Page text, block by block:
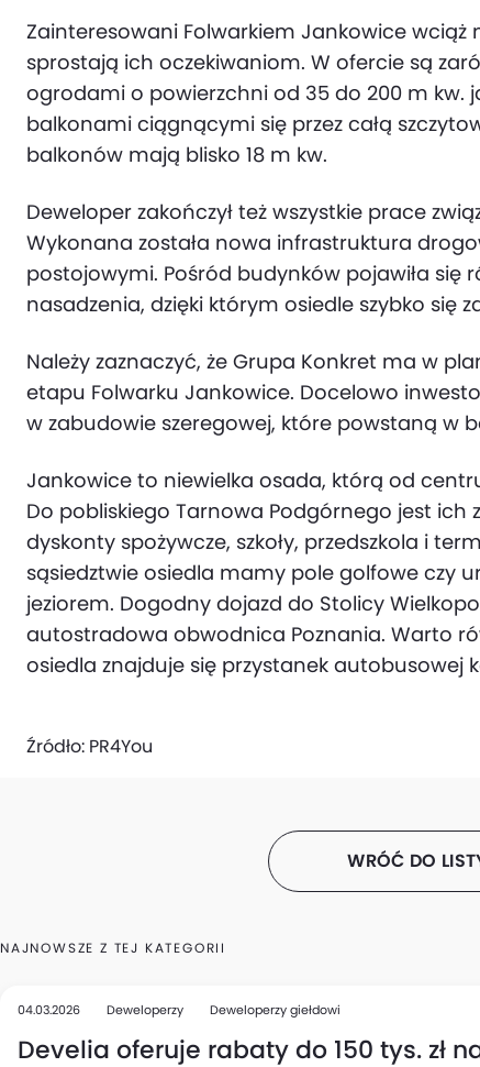
Zainteresowani Folwarkiem Jankowice wciąż
sprostają ich oczekiwaniom. W ofercie są
ogrodami o powierzchni od 35 do 200 m kw.
balkonami ciągnącymi się przez całą
balkonów mają blisko 18 m kw.
Deweloper zakończył też wszystkie prace
Wykonana została nowa infrastruktura
postojowymi. Pośród budynków pojawiła się
nasadzenia, dzięki którym osiedle szybko się
Należy zaznaczyć, że Grupa Konkret ma w
etapu Folwarku Jankowice. Docelowo
w zabudowie szeregowej, które powstaną w
Jankowice to niewielka osada, którą od
Do pobliskiego Tarnowa Podgórnego jest ich
dyskonty spożywcze, szkoły, przedszkola i
sąsiedztwie osiedla mamy pole golfowe czy
jeziorem. Dogodny dojazd do Stolicy
autostradowa obwodnica Poznania. Warto
osiedla znajduje się przystanek autobusowej
Źródło: PR4You
WRÓĆ DO
NAJNOWSZE Z TEJ KATEGORII
04.03.2026 Deweloperzy Deweloperzy giełdowi
Develia oferuje rabaty do 150 tys. zł